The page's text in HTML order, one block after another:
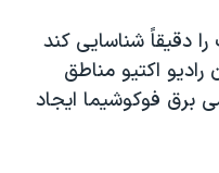
دقیقاً شناسایی کند
اکتیو مناطق
برق فوکوشیما ایجاد